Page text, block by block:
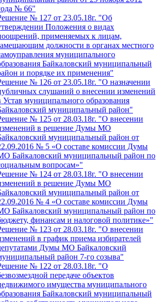
№ 66"
№ 127 от 23.05.18г. "Об
Положения о видах
применяемых к лицам,
должности в органах местного
муниципального
Байкаловский муниципальный
и порядке их применения"
№ 126 от 23.05.18г. "О назначении
слушаний о внесении изменений
Устав муниципального образования
муниципальный район"
№ 125 от 28.03.18г. "О внесении
в решение Думы МО
муниципальный район от
№ 5 «О составе комиссии Думы
Байкаловский муниципальный район по
вопросам»"
№ 124 от 28.03.18г. "О внесении
в решение Думы МО
муниципальный район от
№ 4 «О составе комиссии Думы
Байкаловский муниципальный район по
финансам и налоговой политике»"
№ 123 от 28.03.18г. "О внесении
в график приема избирателей
Думы МО Байкаловский
район 7-го созыва"
№ 122 от 28.03.18г. "О
передаче объектов
имущества муниципального
Байкаловский муниципальный